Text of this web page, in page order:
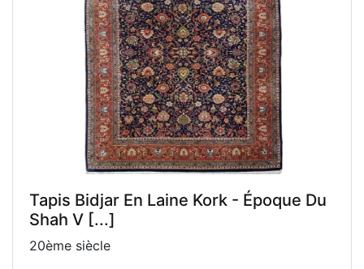
Tapis Bidjar En Laine Kork - Époque Du
Shah V [...]
20ème siècle